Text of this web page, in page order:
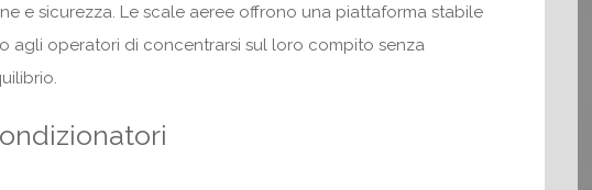
e sicurezza. Le scale aeree offrono una piattaforma stabile
agli operatori di concentrarsi sul loro compito senza